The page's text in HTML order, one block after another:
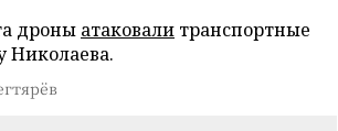
дроны атаковали транспортные
Николаева.